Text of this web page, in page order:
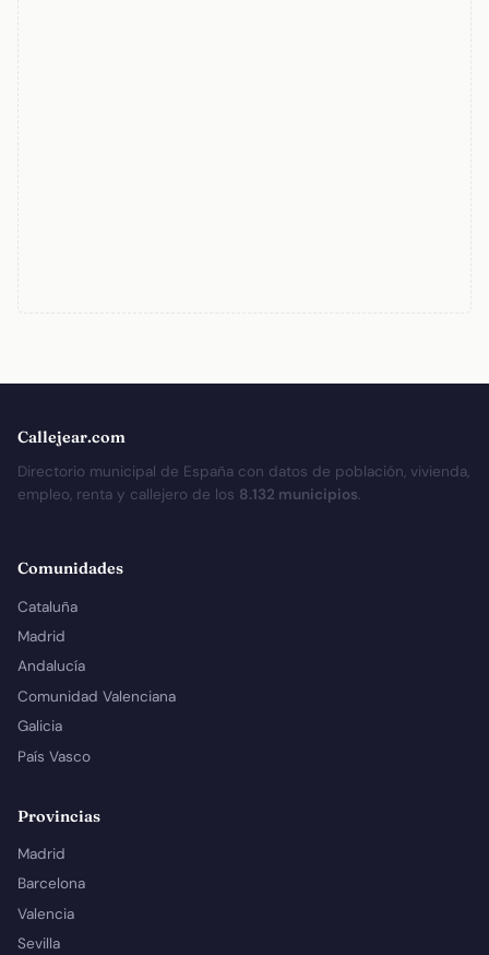
Callejear.com
Directorio municipal de España con datos de población, vivienda,
empleo, renta y callejero de los 8.132 municipios.
Comunidades
Cataluña
Madrid
Andalucía
Comunidad Valenciana
Galicia
País Vasco
Provincias
Madrid
Barcelona
Valencia
Sevilla